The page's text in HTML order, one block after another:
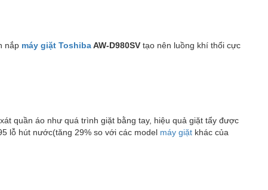
nắp máy giặt ToshibaAW-D980SV tạo nên luồng khí thổi cực
quần áo như quá trình giặt bằng tay, hiệu quả giặt tẩy được
lỗ hút nước(tăng 29% so với các model máy giặt khác của